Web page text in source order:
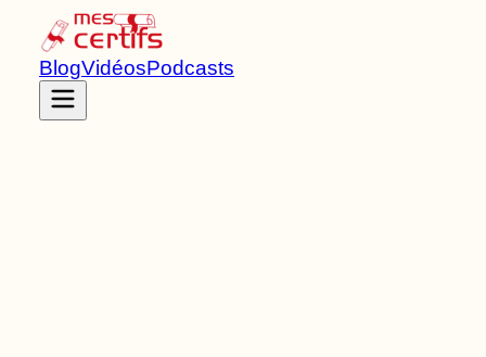
BlogVidéosPodcasts